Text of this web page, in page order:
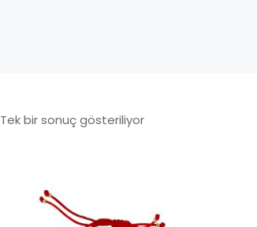
Tek bir sonuç gösteriliyor